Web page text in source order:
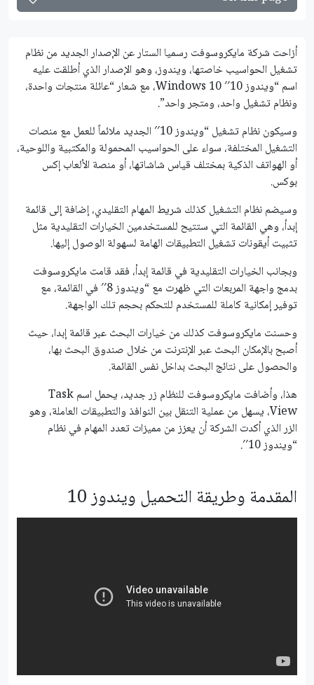
أزاحت شركة مايكروسوفت رسميا الستار عن الإصدار الجديد من نظام
تشغيل الحواسيب خاصتها، ويندوز، وهو الإصدار الذي أطلقت عليه
اسم “ويندوز 10′′ Windows 10، مع شعار “عائلة منتجات واحدة،
ونظام تشغيل واحد، ومتجر واحد”.
وسيكون نظام تشغيل “ويندوز 10′′ الجديد ملائماً للعمل مع منصات
التشغيل المختلفة، سواء على الحواسيب المحمولة والمكتبية واللوحية،
أو الهواتف الذكية بمختلف قياس شاشاتها، أو منصة الألعاب إكس
بوكس.
وسيضم نظام التشغيل كذلك شريط المهام التقليدي، إضافة إلى قائمة
إبدأ، وهي القائمة التي ستتيح للمستخدمين الخيارات التقليدية مثل
تثبيت أيقونات تشغيل التطبيقات الهامة لسهولة الوصول إليها.
وبجانب الخيارات التقليدية في قائمة إبدأ، فقد قامت مايكروسوفت
بدمج واجهة المربعات التي ظهرت مع “ويندوز 8′′ في القائمة، مع
توفير إمكانية كاملة للمستخدم للتحكم بحجم تلك الواجهة.
وحسنت مايكروسوفت كذلك من خيارات البحث عبر قائمة إبدا، حيث
أصبح بالإمكان البحث عبر الإنترنت من خلال صندوق البحث بها،
والحصول على نتائج البحث بداخل نفس القائمة.
هذا، وأضافت مايكروسوفت للنظام زر جديد، يحمل اسم Task
View، يسهل من عملية التنقل بين النوافذ والتطبيقات العاملة، وهو
الزر الذي أكدت الشركة أن يعزز من مميزات تعدد المهام في نظام
“ويندوز 10′′.
المقدمة وطريقة التحميل ويندوز 10